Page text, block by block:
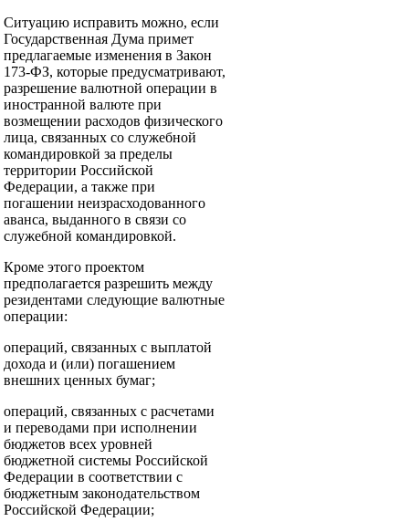
Ситуацию исправить можно, если
Государственная Дума примет
предлагаемые изменения в Закон
173-ФЗ, которые предусматривают,
разрешение валютной операции в
иностранной валюте при
возмещении расходов физического
лица, связанных со служебной
командировкой за пределы
территории Российской
Федерации, а также при
погашении неизрасходованного
аванса, выданного в связи со
служебной командировкой.
Кроме этого проектом
предполагается разрешить между
резидентами следующие валютные
операции:
операций, связанных с выплатой
дохода и (или) погашением
внешних ценных бумаг;
операций, связанных с расчетами
и переводами при исполнении
бюджетов всех уровней
бюджетной системы Российской
Федерации в соответствии с
бюджетным законодательством
Российской Федерации;